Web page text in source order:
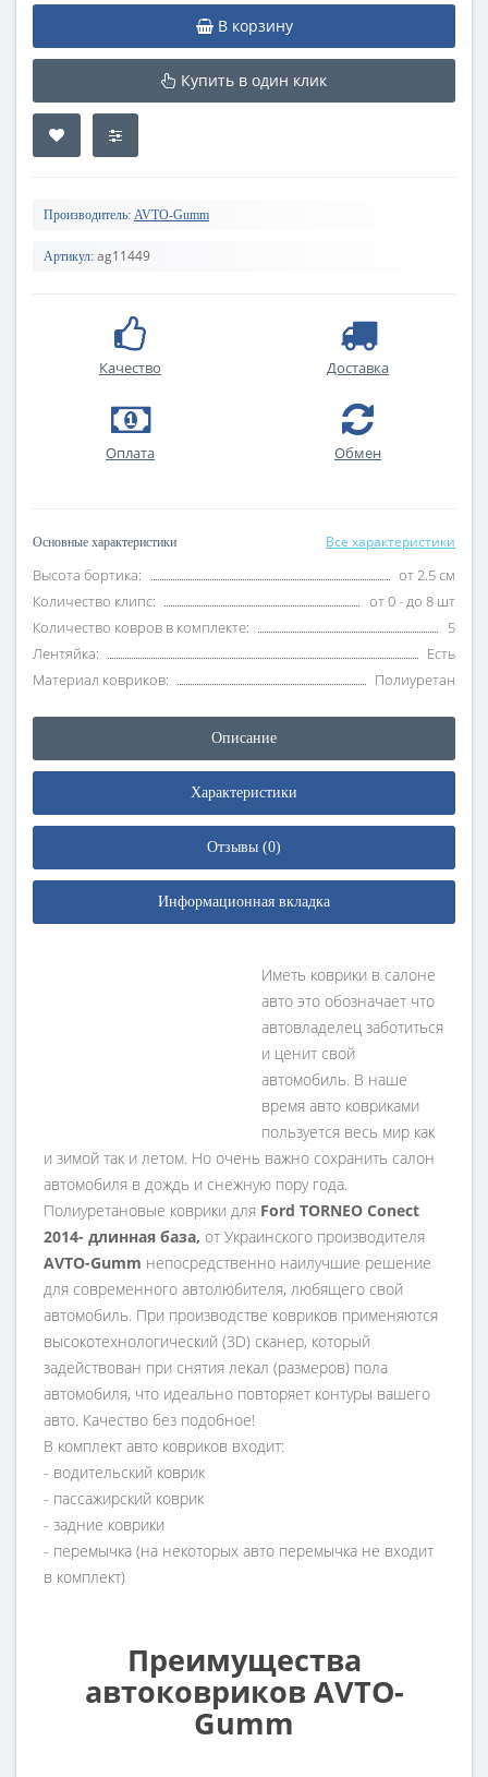
В корзину
Купить в один клик
Производитель: AVTO-Gumm
Артикул: ag11449
Качество Доставка
Оплата Обмен
Основные характеристики Все характеристики
Высота бортика:
от 2.5 см
Количество клипс:
от 0 - до 8 шт
Количество ковров в комплекте:
5
Лентяйка:
Есть
Материал ковриков:
Полиуретан
Описание
Характеристики
Отзывы (0)
Информационная вкладка
Иметь коврики в салоне
авто это обозначает что
автовладелец заботиться
и ценит свой
автомобиль. В наше
время авто ковриками
пользуется весь мир как
и зимой так и летом. Но очень важно сохранить салон
автомобиля в дождь и снежную пору года.
Полиуретановые коврики для Ford TORNEO Conect
2014- длинная база, от Украинского производителя
AVTO-Gumm непосредственно наилучшие решение
для современного автолюбителя, любящего свой
автомобиль. При производстве ковриков применяются
высокотехнологический (3D) сканер, который
задействован при снятия лекал (размеров) пола
автомобиля, что идеально повторяет контуры вашего
авто. Качество без подобное!
В комплект авто ковриков входит:
- водительский коврик
- пассажирский коврик
- задние коврики
- перемычка (на некоторых авто перемычка не входит
в комплект)
Преимущества
автоковриков AVTO-
Gumm